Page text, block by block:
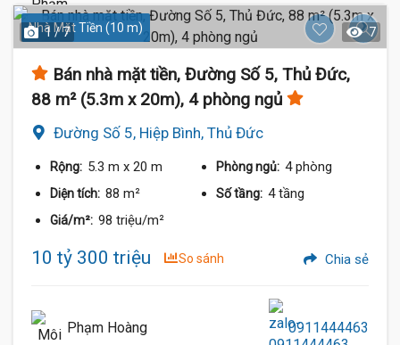
Nhà Mặt Tiền (10 m)
1 / 7 7
Bán nhà mặt tiền, Đường Số 5, Thủ Đức,
88 m² (5.3m x 20m), 4 phòng ngủ
Đường Số 5, Hiệp Bình, Thủ Đức
Rộng: 5.3 m x 20 m Phòng ngủ: 4 phòng
Diện tích: 88 m² Số tầng: 4 tầng
Giá/m²: 98 triệu/m²
10 tỷ 300 triệu So sánh Chia sẻ
Phạm Hoàng 0911444463